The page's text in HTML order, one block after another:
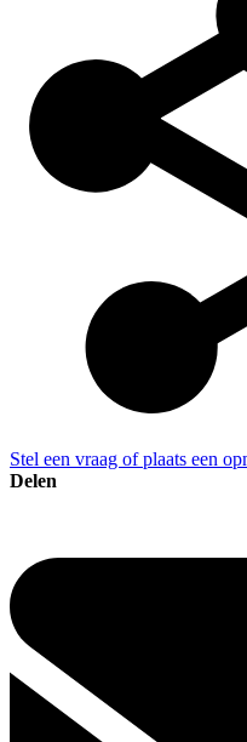
Stel een vraag of plaats een
Delen